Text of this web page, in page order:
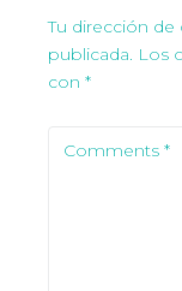
Tu dirección
publicada. Los
con *